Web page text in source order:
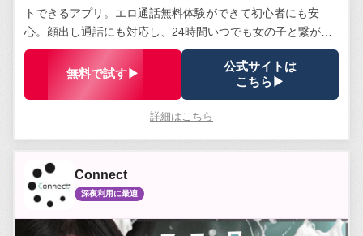
トできるアプリ。エロ通話無料体験ができて初心者にも安
心。顔出し通話にも対応し、24時間いつでも女の子と繋がれ
る。安全管理体制は業界トップクラス。
無料で試す▶
公式サイトは
こちら▶
詳細はこちら
Connect
深夜利用に最適